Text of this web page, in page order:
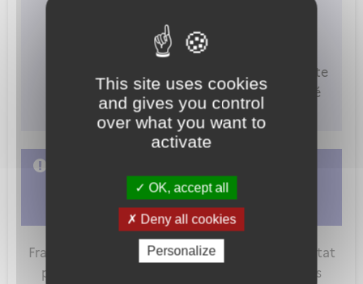
This site uses cookies
and gives you control
over what you want to
activate
OK, accept all
Deny all cookies
Personalize
pratique en vol.
: vous ne pouvez accéder à cette
démarche que si votre compte est associé
à un organisme de formation.
autorisé. Afin d'y avoir accès, vous devez
vous connecterouvous créer un compte
FranceConnect est la solution proposée par l'Etat
pour sécuriser et simplifier la connexion à vos